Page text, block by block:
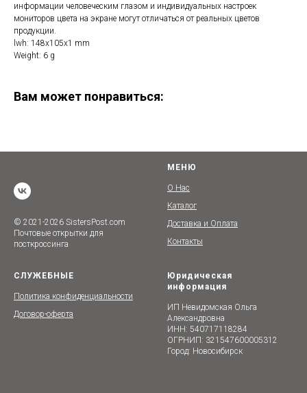
информации человеческим глазом и индивидуальных настроек
мониторов цвета на экране могут отличаться от реальных цветов
продукции.
lwh: 148x105x1 mm
Weight: 6 g
Вам может понравиться:
© 2021-2026 SistersPost.com
Почтовые открытки для
посткроссинга
МЕНЮ
О Нас
Каталог
Доставка и Оплата
Контакты
СЛУЖЕБНЫЕ
Политика конфиденциальности
Договор-оферта
Юридическая
информация
ИП Невидомская Ольга
Александровна
ИНН: 540717118284
ОГРНИП: 321547600005312
Город: Новосибирск